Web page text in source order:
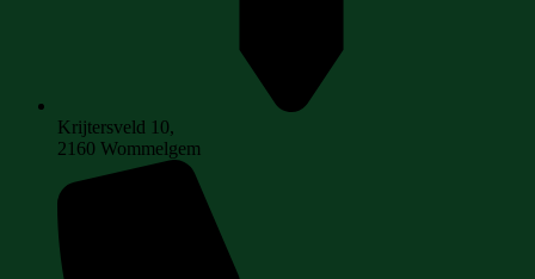
Krijtersveld 10,
2160 Wommelgem